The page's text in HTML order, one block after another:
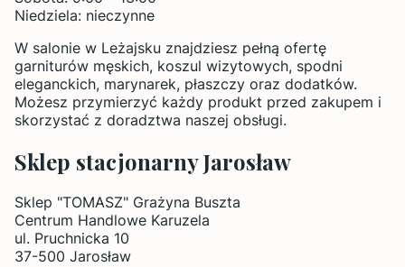
Niedziela: nieczynne
W salonie w Leżajsku znajdziesz pełną ofertę
garniturów męskich, koszul wizytowych, spodni
eleganckich, marynarek, płaszczy oraz dodatków.
Możesz przymierzyć każdy produkt przed zakupem i
skorzystać z doradztwa naszej obsługi.
Sklep stacjonarny Jarosław
Sklep "TOMASZ" Grażyna Buszta
Centrum Handlowe Karuzela
ul. Pruchnicka 10
37-500 Jarosław